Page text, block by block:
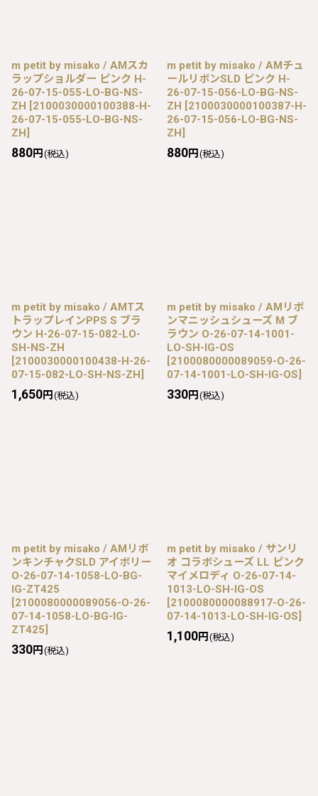
m petit by misako / AMスカ
ラップショルダー ピンク H-
26-07-15-055-LO-BG-NS-
ZH [2100030000100388-H-
26-07-15-055-LO-BG-NS-
ZH]
880円 (税込)
m petit by misako / AMチュ
ールリボンSLD ピンク H-
26-07-15-056-LO-BG-NS-
ZH [2100030000100387-H-
26-07-15-056-LO-BG-NS-
ZH]
880円 (税込)
m petit by misako / AMTス
トラップレインPPS S ブラ
ウン H-26-07-15-082-LO-
SH-NS-ZH
[2100030000100438-H-26-
07-15-082-LO-SH-NS-ZH]
1,650円 (税込)
m petit by misako / AMリボ
ンマニッシュシューズ M ブ
ラウン O-26-07-14-1001-
LO-SH-IG-OS
[2100080000089059-O-26-
07-14-1001-LO-SH-IG-OS]
330円 (税込)
m petit by misako / AMリボ
ンキンチャクSLD アイボリー
O-26-07-14-1058-LO-BG-
IG-ZT425
[2100080000089056-O-26-
07-14-1058-LO-BG-IG-
ZT425]
330円 (税込)
m petit by misako / サンリ
オ コラボシューズ LL ピンク
マイメロディ O-26-07-14-
1013-LO-SH-IG-OS
[2100080000088917-O-26-
07-14-1013-LO-SH-IG-OS]
1,100円 (税込)